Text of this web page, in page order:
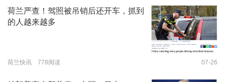
荷兰严查！驾照被吊销后还开车，抓到
的人越来越多
荷兰快讯 778阅读 07-26